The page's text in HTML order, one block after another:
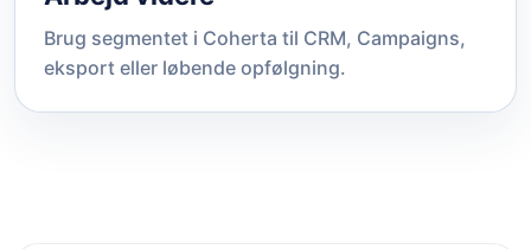
Brug segmentet i Coherta til CRM, Campaigns,
eksport eller løbende opfølgning.